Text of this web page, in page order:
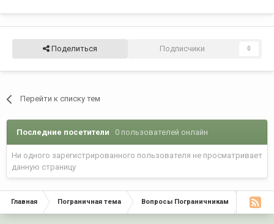
Поделиться Подписчики 0
Перейти к списку тем
Последние посетители 0 пользователей онлайн
Ни одного зарегистрированного пользователя не просматривает
данную страницу
Главная Пограничная тема Вопросы Пограничникам Нужна